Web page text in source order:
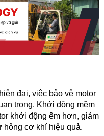
đại, việc bảo vệ motor
trọng. Khởi động mềm
khởi động êm hơn, giảm
hỏng cơ khí hiệu quả.